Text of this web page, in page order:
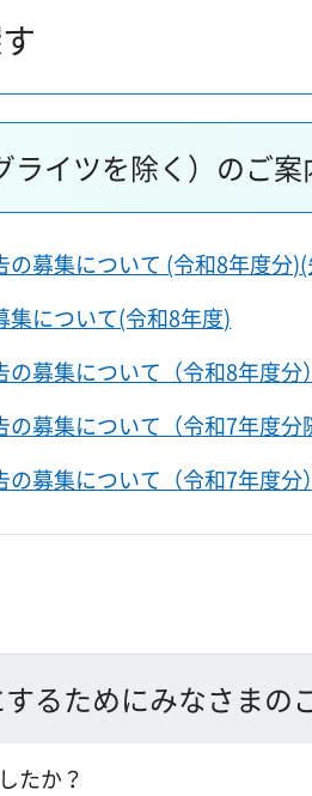
ライツを除く）のご案
募集について (令和8年度分
集について(令和8年度)
募集について（令和8年度分）
募集について（令和7年度分
募集について（令和7年度分）
るためにみなさまの
たか？